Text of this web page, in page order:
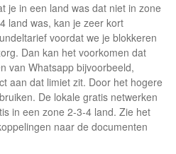
je in een land was dat niet in zone
land was, kan je zeer kort
voordat we je blokkeren
Dan kan het voorkomen dat
van Whatsapp bijvoorbeeld,
aan dat limiet zit. Door het hogere
De lokale gratis netwerken
in een zone 2-3-4 land. Zie het
naar de documenten